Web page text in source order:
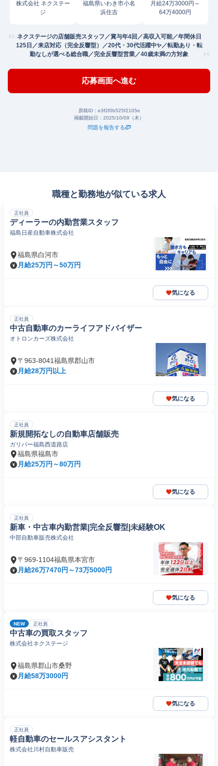
株式会社 ネクステー
ジ
福島県いわき市小名
浜住吉
月給24万3000円～
64万4000円
ネクステージの店舗販売スタッフ／賞与年4回／高収入可能／年間休日
125日／来店対応（完全反響型）／20代・30代活躍中✨／転勤あり・転
勤なしが選べる総合職／完全反響型営業／40歳未満の方対象
応募画面へ進む
原稿ID： e3f2f0b525f2105e
掲載開始日： 2025/10/09（木）
問題を報告する
職種と勤務地が似ている求人
正社員
ディーラーの内勤営業スタッフ
福島日産自動車株式会社
福島県白河市
月給25万円～50万円
気になる
正社員
中古自動車のカーライフアドバイザー
オトロンカーズ株式会社
〒963-8041福島県郡山市
月給28万円以上
気になる
正社員
新規開拓なしの自動車店舗販売
ガリバー福島西道路店
福島県福島市
月給25万円～80万円
気になる
正社員
新車・中古車内勤営業|完全反響型|未経験OK
中部自動車販売株式会社
〒969-1104福島県本宮市
月給26万7470円～73万5000円
気になる
NEW 正社員
中古車の買取スタッフ
株式会社ネクステージ
福島県郡山市桑野
月給58万3000円
気になる
正社員
軽自動車のセールスアシスタント
株式会社川村自動車販売